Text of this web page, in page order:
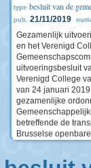
type besluit van de
pub. 21/11/2019
Gezamenlijk
en het Verenigd
uitvoeringsbesluit
Verenigd College
van 24 januari
gezamenlijke
betreffende de
Brusselse